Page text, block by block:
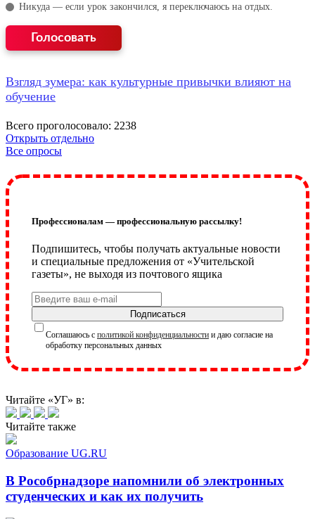
Никуда — если урок закончился, я переключаюсь на отдых.
Взгляд зумера: как культурные привычки влияют на
обучение
Всего проголосовало: 2238
Открыть отдельно
Все опросы
Профессионалам — профессиональную рассылку!
Подпишитесь, чтобы получать актуальные новости
и специальные предложения от «Учительской
газеты», не выходя из почтового ящика
Подписаться
Соглашаюсь с политикой конфиденциальности и даю согласие на
обработку персональных данных
Читайте «УГ» в:
Читайте также
Образование UG.RU
В Рособрнадзоре напомнили об электронных
студенческих и как их получить